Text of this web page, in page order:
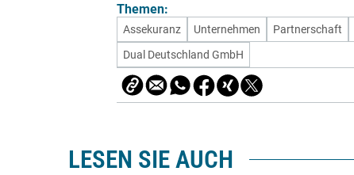
Themen:
Assekuranz Unternehmen Partnerschaft
Dual Deutschland GmbH
LESEN SIE AUCH